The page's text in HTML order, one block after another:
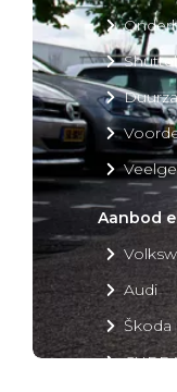
Aanbod
Audi
Škoda